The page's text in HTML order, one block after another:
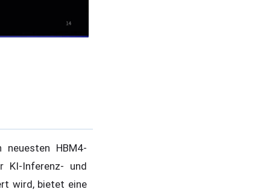
HBM4-
KI-Inferenz- und
wird, bietet eine